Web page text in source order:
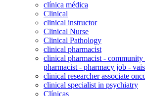
clínica médica
Clinical
clinical instructor
Clinical Nurse
Clinical Pathology
clinical pharmacist
clinical pharmacist -
pharmacist - pharmacy job -
clinical researcher associate
clinical specialist in psychiatry
Clínicas